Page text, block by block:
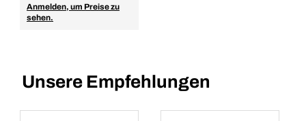
Anmelden, um Preise zu
sehen.
Unsere Empfehlungen